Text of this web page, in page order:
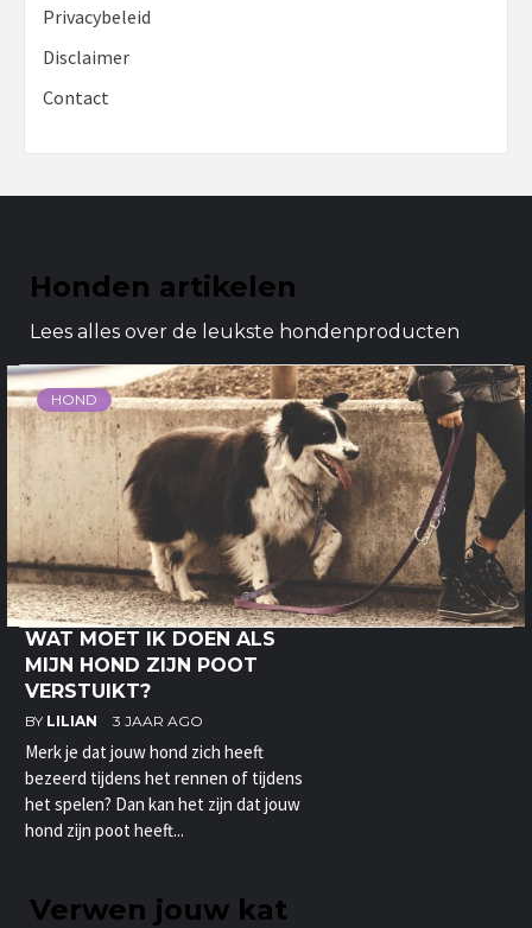
Privacybeleid
Disclaimer
Contact
Honden artikelen
Lees alles over de leukste hondenproducten
HOND
WAT MOET IK DOEN ALS
MIJN HOND ZIJN POOT
VERSTUIKT?
BY LILIAN 3 JAAR AGO
Merk je dat jouw hond zich heeft
bezeerd tijdens het rennen of tijdens
het spelen? Dan kan het zijn dat jouw
hond zijn poot heeft...
Verwen jouw kat